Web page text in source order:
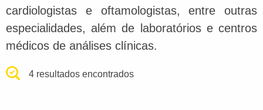
cardiologistas e oftamologistas, entre outras
especialidades, além de laboratórios e centros
médicos de análises clínicas.
4 resultados encontrados